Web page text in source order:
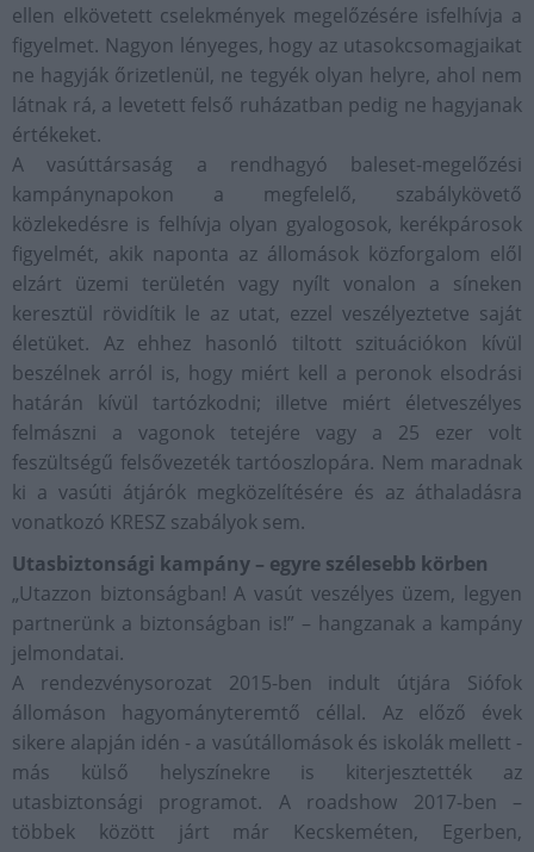
ellen elkövetett cselekmények megelőzésére isfelhívja a
figyelmet. Nagyon lényeges, hogy az utasokcsomagjaikat
ne hagyják őrizetlenül, ne tegyék olyan helyre, ahol nem
látnak rá, a levetett felső ruházatban pedig ne hagyjanak
értékeket.
A vasúttársaság a rendhagyó baleset-megelőzési
kampánynapokon a megfelelő, szabálykövető
közlekedésre is felhívja olyan gyalogosok, kerékpárosok
figyelmét, akik naponta az állomások közforgalom elől
elzárt üzemi területén vagy nyílt vonalon a síneken
keresztül rövidítik le az utat, ezzel veszélyeztetve saját
életüket. Az ehhez hasonló tiltott szituációkon kívül
beszélnek arról is, hogy miért kell a peronok elsodrási
határán kívül tartózkodni; illetve miért életveszélyes
felmászni a vagonok tetejére vagy a 25 ezer volt
feszültségű felsővezeték tartóoszlopára. Nem maradnak
ki a vasúti átjárók megközelítésére és az áthaladásra
vonatkozó KRESZ szabályok sem.
Utasbiztonsági kampány – egyre szélesebb körben
„Utazzon biztonságban! A vasút veszélyes üzem, legyen
partnerünk a biztonságban is!” – hangzanak a kampány
jelmondatai.
A rendezvénysorozat 2015-ben indult útjára Siófok
állomáson hagyományteremtő céllal. Az előző évek
sikere alapján idén - a vasútállomások és iskolák mellett -
más külső helyszínekre is kiterjesztették az
utasbiztonsági programot. A roadshow 2017-ben –
többek között járt már Kecskeméten, Egerben,